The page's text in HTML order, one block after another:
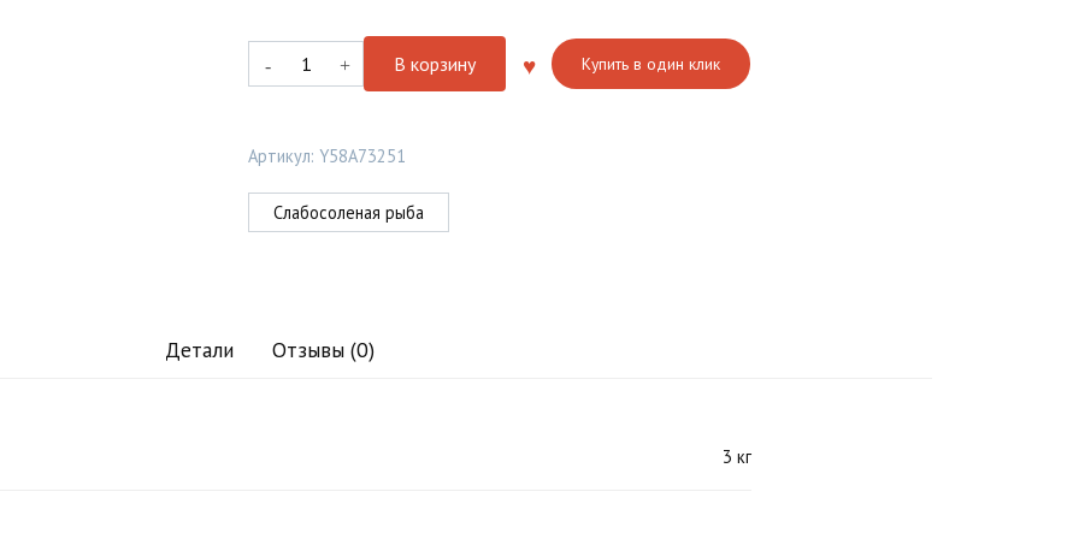
Количество
товара
посола
В корзину Купить в один клик
Артикул: Y58A73251
Слабосоленая рыба
Детали Отзывы (0)
3 кг